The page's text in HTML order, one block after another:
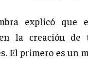
explicó que
la creación de
El primero es un